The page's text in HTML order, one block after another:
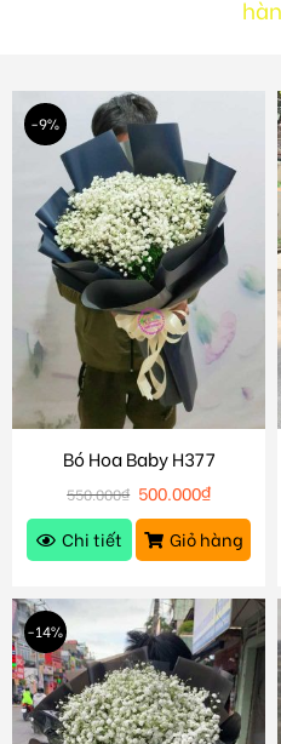
-9%
Bó Hoa Baby H377
550.000₫ 500.000₫
Chi tiết
Giỏ hàng
-14%